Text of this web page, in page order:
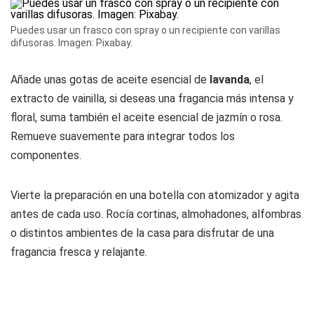
Puedes usar un frasco con spray o un recipiente con varillas
difusoras. Imagen: Pixabay.
Añade unas gotas de aceite esencial de lavanda, el
extracto de vainilla, si deseas una fragancia más intensa y
floral, suma también el aceite esencial de jazmín o rosa.
Remueve suavemente para integrar todos los
componentes.
Vierte la preparación en una botella con atomizador y agita
antes de cada uso. Rocía cortinas, almohadones, alfombras
o distintos ambientes de la casa para disfrutar de una
fragancia fresca y relajante.